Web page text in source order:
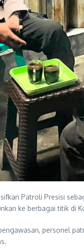
Patroli Presisi
ke berbagai titik di
personel